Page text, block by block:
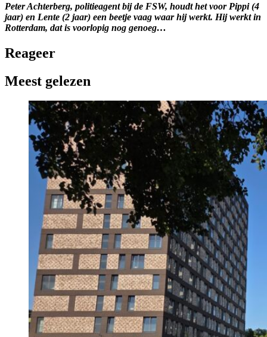
Peter Achterberg, politieagent bij de FSW, houdt het voor Pippi (4
jaar) en Lente (2 jaar) een beetje vaag waar hij werkt. Hij werkt in
Rotterdam, dat is voorlopig nog genoeg…
Reageer
Meest gelezen